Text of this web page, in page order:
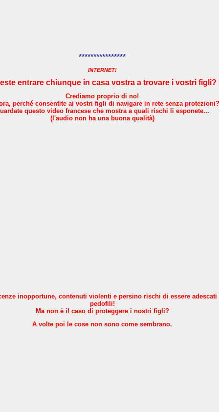
****************
INTERNET!
entrare chiunque in casa vostra a trovare i vostri figli?
Crediamo proprio di no!
perché consentite ai vostri figli di navigare in rete senza protezioni?
questo video francese che mostra a quali rischi li esponete...
(l'audio non ha una buona qualità)
inopportune, contenuti violenti e persino rischi di essere adescati
pedofili!
Ma non è il caso di proteggere i nostri figli?
A volte poi le cose non sono come sembrano.